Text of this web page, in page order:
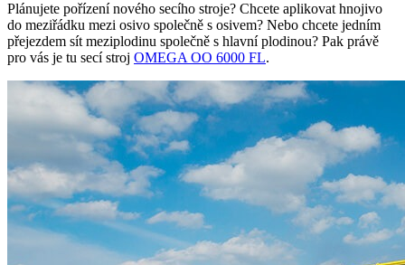
Plánujete pořízení nového secího stroje? Chcete aplikovat hnojivo
do meziřádku mezi osivo společně s osivem? Nebo chcete jedním
přejezdem sít meziplodinu společně s hlavní plodinou? Pak právě
pro vás je tu secí stroj OMEGA OO 6000 FL.